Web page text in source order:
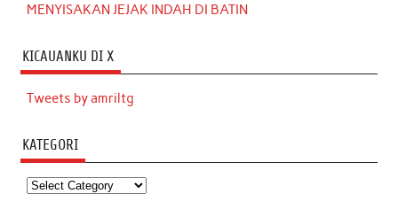
MENYISAKAN JEJAK INDAH DI BATIN
KICAUANKU DI X
Tweets by amriltg
KATEGORI
Kategori